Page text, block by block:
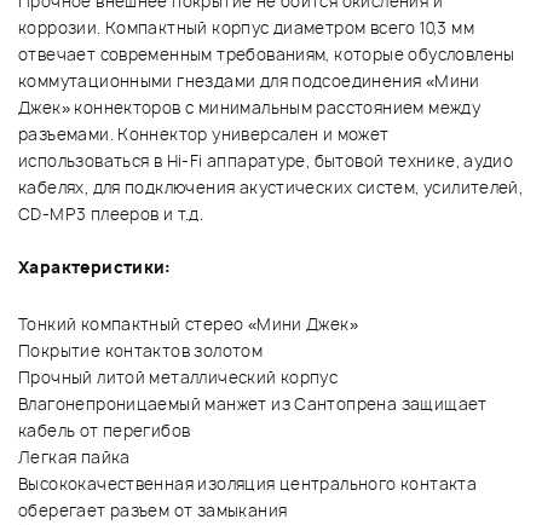
коррозии. Компактный корпус диаметром всего 10,3 мм
отвечает современным требованиям, которые обусловлены
коммутационными гнездами для подсоединения «Мини
Джек» коннекторов с минимальным расстоянием между
разъемами. Коннектор универсален и может
использоваться в Hi-Fi аппаратуре, бытовой технике, аудио
кабелях, для подключения акустических систем, усилителей,
CD-МР3 плееров и т.д.
Характеристики:
Тонкий компактный стерео «Мини Джек»
Покрытие контактов золотом
Прочный литой металлический корпус
Влагонепроницаемый манжет из Сантопрена защищает
кабель от перегибов
Легкая пайка
Высококачественная изоляция центрального контакта
оберегает разъем от замыкания